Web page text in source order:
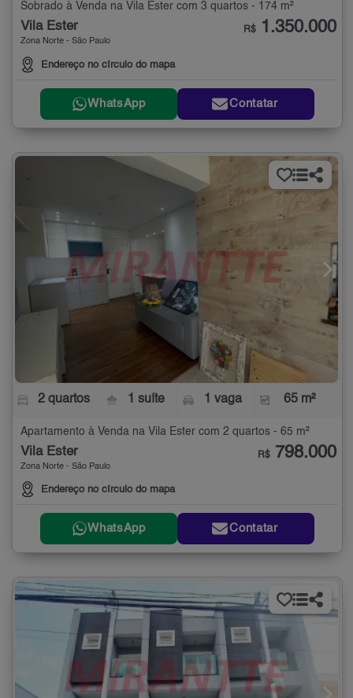
Sobrado à Venda na Vila Ester com 3 quartos - 174 m²
Vila Ester
Zona Norte - São Paulo
Endereço no círculo do mapa
R$ 1.350.000
WhatsApp Contatar
2 quartos 1 suíte 1 vaga 65 m²
Apartamento à Venda na Vila Ester com 2 quartos - 65 m²
Vila Ester
Zona Norte - São Paulo
Endereço no círculo do mapa
R$ 798.000
WhatsApp Contatar